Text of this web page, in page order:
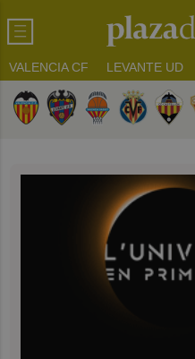
VALENCIA CF LEVANTE UD